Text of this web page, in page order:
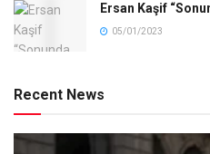
Ersan Kaşif
05/01/2023
Recent News